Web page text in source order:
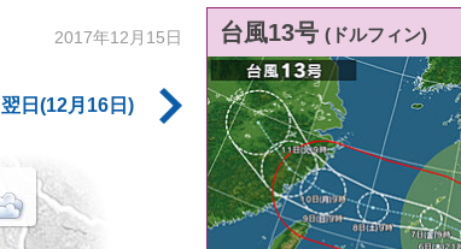
2017年12月15日
翌日(12月16日)
台風13号 (ドルフィン)